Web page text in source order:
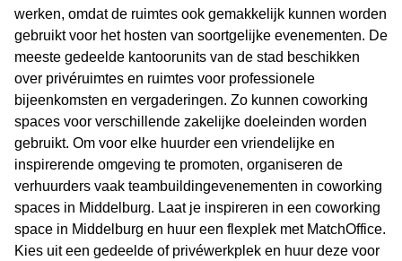
werken, omdat de ruimtes ook gemakkelijk kunnen worden
gebruikt voor het hosten van soortgelijke evenementen. De
meeste gedeelde kantoorunits van de stad beschikken
over privéruimtes en ruimtes voor professionele
bijeenkomsten en vergaderingen. Zo kunnen coworking
spaces voor verschillende zakelijke doeleinden worden
gebruikt. Om voor elke huurder een vriendelijke en
inspirerende omgeving te promoten, organiseren de
verhuurders vaak teambuildingevenementen in coworking
spaces in Middelburg. Laat je inspireren in een coworking
space in Middelburg en huur een flexplek met MatchOffice.
Kies uit een gedeelde of privéwerkplek en huur deze voor